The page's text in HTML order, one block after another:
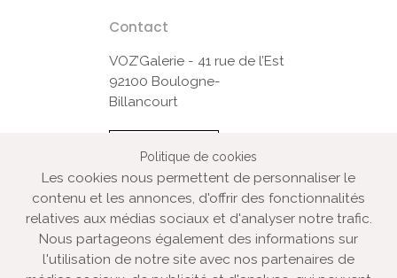
Contact
VOZ’Galerie - 41 rue de l’Est
92100 Boulogne-
Billancourt
Contactez-nous
© VOZ‘Galerie 2022
VOZ‘Galerie
VOZ‘Image
Politique de cookies
Les cookies nous permettent de personnaliser le
contenu et les annonces, d'offrir des fonctionnalités
relatives aux médias sociaux et d'analyser notre trafic.
Nous partageons également des informations sur
l'utilisation de notre site avec nos partenaires de